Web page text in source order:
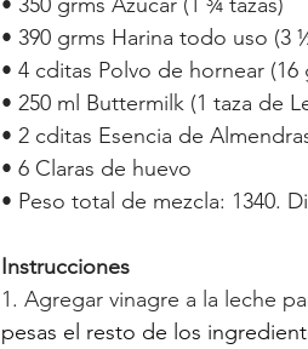
• 390 grms Harina todo uso (3
• 4 cditas Polvo de hornear (16
• 250 ml Buttermilk (1 taza de
• 2 cditas Esencia de
• 6 Claras de huevo
• Peso total de mezcla: 1340.
Instrucciones
1. Agregar vinagre a la leche
pesas el resto de los